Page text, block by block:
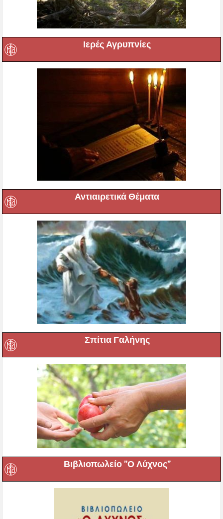
Ιερές Αγρυπνίες
Αντιαιρετικά Θέματα
Σπίτια Γαλήνης
Βιβλιοπωλείο ”Ο Λύχνος”